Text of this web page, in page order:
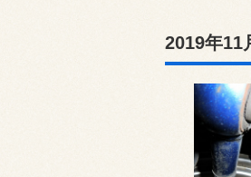
2019年11